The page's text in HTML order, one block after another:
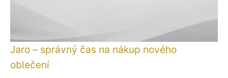
Jaro – správný čas na nákup nového
oblečení